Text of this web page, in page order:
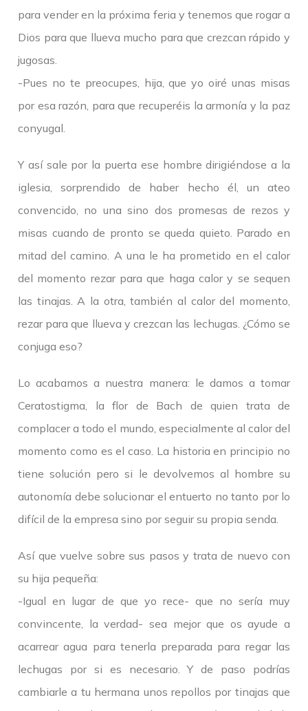
para vender en la próxima feria y tenemos que rogar a
Dios para que llueva mucho para que crezcan rápido y
jugosas.
-Pues no te preocupes, hija, que yo oiré unas misas
por esa razón, para que recuperéis la armonía y la paz
conyugal.
Y así sale por la puerta ese hombre dirigiéndose a la
iglesia, sorprendido de haber hecho él, un ateo
convencido, no una sino dos promesas de rezos y
misas cuando de pronto se queda quieto. Parado en
mitad del camino. A una le ha prometido en el calor
del momento rezar para que haga calor y se sequen
las tinajas. A la otra, también al calor del momento,
rezar para que llueva y crezcan las lechugas. ¿Cómo se
conjuga eso?
Lo acabamos a nuestra manera: le damos a tomar
Ceratostigma, la flor de Bach de quien trata de
complacer a todo el mundo, especialmente al calor del
momento como es el caso. La historia en principio no
tiene solución pero si le devolvemos al hombre su
autonomía debe solucionar el entuerto no tanto por lo
difícil de la empresa sino por seguir su propia senda.
Así que vuelve sobre sus pasos y trata de nuevo con
su hija pequeña:
-Igual en lugar de que yo rece- que no sería muy
convincente, la verdad- sea mejor que os ayude a
acarrear agua para tenerla preparada para regar las
lechugas por si es necesario. Y de paso podrías
cambiarle a tu hermana unos repollos por tinajas que